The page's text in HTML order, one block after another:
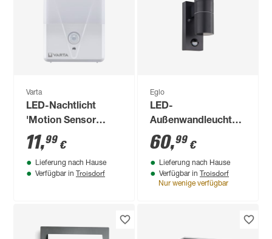
Varta
LED-Nachtlicht
'Motion Sensor
Light' weiß 17 lm
11,99 €
Lieferung nach Hause
Verfügbar in Troisdorf
Eglo
LED-
Außenwandleuchte
'Riga 5' mit
Bewegungssensor
2,8 W 250 lm
warmweiß IP 44 6,5
60,99 €
Lieferung nach Hause
Verfügbar in Troisdorf
Nur wenige verfügbar